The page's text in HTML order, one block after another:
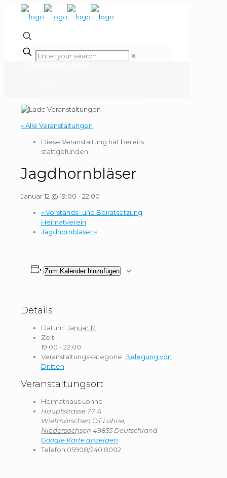
✕
« Alle Veranstaltungen
Diese Veranstaltung hat bereits
stattgefunden.
Jagdhornbläser
Januar 12 @ 19:00 -22:00
«Vorstands- und Beiratssitzung
Heimatverein
Jagdhornbläser»
Zum Kalender hinzufügen
Details
Datum: Januar 12
Zeit:
19:00 - 22:00
Veranstaltungskategorie: Belegung von
Dritten
Veranstaltungsort
Heimathaus Lohne
Hauptstrasse 77 A
Wietmarschen OT Lohne
Niedersachsen 49835 Deutschland
Google Karte anzeigen
Telefon 05908/240 8002